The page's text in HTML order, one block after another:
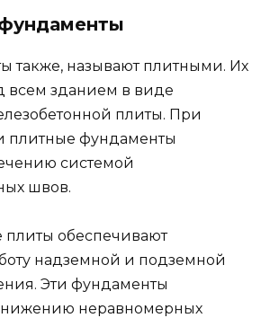
также, называют плитными. Их
всем зданием в виде
плиты. При
плитные фундаменты
системой
швов.
обеспечивают
надземной и подземной
Эти фундаменты
неравномерных